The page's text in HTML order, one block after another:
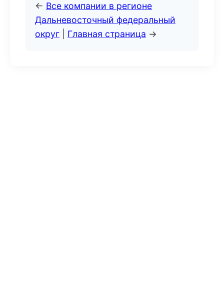
← Все компании в регионе
Дальневосточный федеральный
округ
Главная страница →